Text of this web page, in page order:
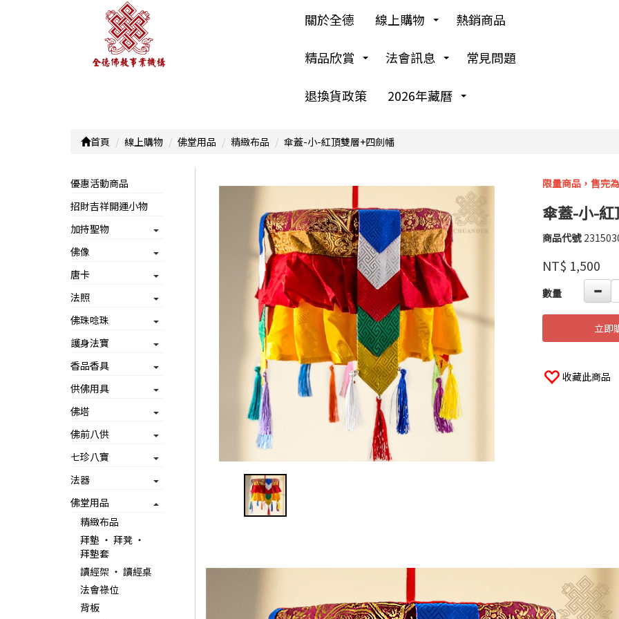
關於全德 線上購物 熱銷商品
精品欣賞 法會訊息 常見問題
退換貨政策 2026年藏曆
首頁 線上購物 佛堂用品 精緻布品 傘蓋-小-紅頂雙層+四劍幡
優惠活動商品
招財吉祥開運小物
加持聖物
佛像
唐卡
法照
佛珠唸珠
護身法寶
香品香具
供佛用具
佛塔
佛前八供
七珍八寶
法器
佛堂用品
精緻布品
拜墊 ‧ 拜凳 ‧
拜墊套
讀經架 ‧ 讀經桌
法會祿位
背板
限量商品，售完
傘蓋-小-
商品代號
品牌
高
婉
瑜
NT$ 1,500
數量
立即
收藏此商品